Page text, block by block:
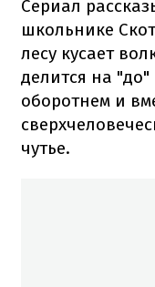
Сериал
школьнике
лесу кусает
делится на
оборотнем и
чутье.